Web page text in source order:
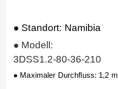
● Standort: Namibia
● Modell:
3DSS1.2-80-36-210
● Maximaler Durchfluss: 1,2 m